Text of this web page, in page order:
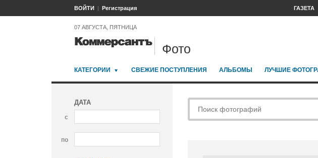
ВОЙТИ Регистрация ГАЗЕТА
07 АВГУСТА, ПЯТНИЦА
Фото
КАТЕГОРИИ СВЕЖИЕ ПОСТУПЛЕНИЯ АЛЬБОМЫ ЛУЧШИЕ
ДАТА
с
по